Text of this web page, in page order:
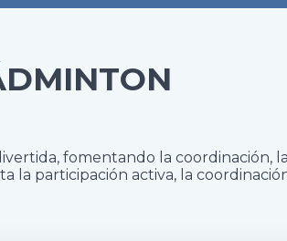
fomentando la coordinación,
participación activa, la